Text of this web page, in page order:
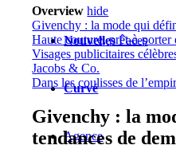
NouvellesFaces
Curvé
Agence
Overview hide
Givenchy : la mode qui
Haute couture, prêt-à-porter
Visages publicitaires
Jacobs & Co.
Dans les coulisses de
Givenchy : la
tendances de